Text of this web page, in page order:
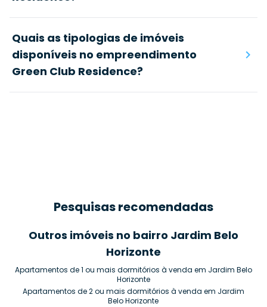
Quais as tipologias de imóveis
disponíveis no empreendimento
Green Club Residence?
Pesquisas recomendadas
Outros imóveis no bairro Jardim Belo
Horizonte
Apartamentos de 1 ou mais dormitórios à venda em Jardim Belo
Horizonte
Apartamentos de 2 ou mais dormitórios à venda em Jardim
Belo Horizonte